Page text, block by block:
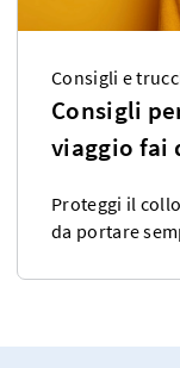
Consigli e
Consigli
viaggio fai
Proteggi il
da portare